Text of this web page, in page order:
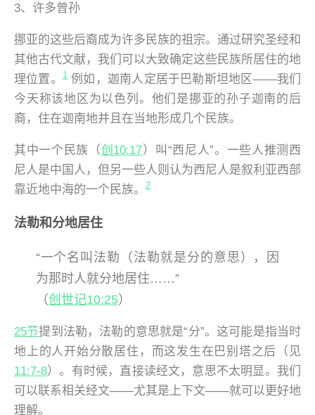
3、许多曾孙
挪亚的这些后裔成为许多民族的祖宗。通过研究圣经和
其他古代文献，我们可以大致确定这些民族所居住的地
理位置。
1例如，迦南人定居于巴勒斯坦地区——我们
今天称该地区为以色列。他们是挪亚的孙子迦南的后
裔，住在迦南地并且在当地形成几个民族。
其中一个民族（创10:17）叫“西尼人”。一些人推测西
尼人是中国人，但另一些人则认为西尼人是叙利亚西部
靠近地中海的一个民族。
2
法勒和分地居住
“一个名叫法勒（法勒就是分的意思），因
为那时人就分地居住……”
（创世记10:25）
25节提到法勒，法勒的意思就是“分”。这可能是指当时
地上的人开始分散居住，而这发生在巴别塔之后（见
11:7-8）。有时候，直接读经文，意思不太明显。我们
可以联系相关经文——尤其是上下文——就可以更好地
理解。